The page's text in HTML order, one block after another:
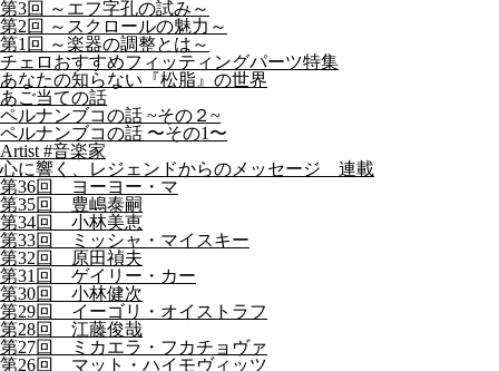
第3回 ～エフ字孔の試み～
第2回 ～スクロールの魅力～
第1回 ～楽器の調整とは～
チェロおすすめフィッティングパーツ特集
あなたの知らない『松脂』の世界
あご当ての話
ペルナンブコの話 ~その２~
ペルナンブコの話 〜その1〜
Artist #音楽家
心に響く、レジェンドからのメッセージ 連載
第36回 ヨーヨー・マ
第35回 豊嶋泰嗣
第34回 小林美恵
第33回 ミッシャ・マイスキー
第32回 原田禎夫
第31回 ゲイリー・カー
第30回 小林健次
第29回 イーゴリ・オイストラフ
第28回 江藤俊哉
第27回 ミカエラ・フカチョヴァ
第26回 マット・ハイモヴィッツ